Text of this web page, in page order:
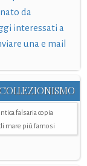
da
interessati a
una e mail
falsaria copia
mare più famosi